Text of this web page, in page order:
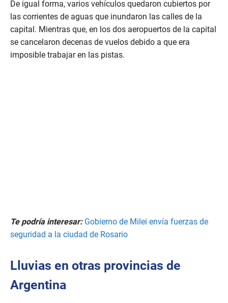
De igual forma, varios vehículos quedaron cubiertos por
las corrientes de aguas que inundaron las calles de la
capital. Mientras que, en los dos aeropuertos de la capital
se cancelaron decenas de vuelos debido a que era
imposible trabajar en las pistas.
Te podría interesar: Gobierno de Milei envía fuerzas de
seguridad a la ciudad de Rosario
Lluvias en otras provincias de
Argentina